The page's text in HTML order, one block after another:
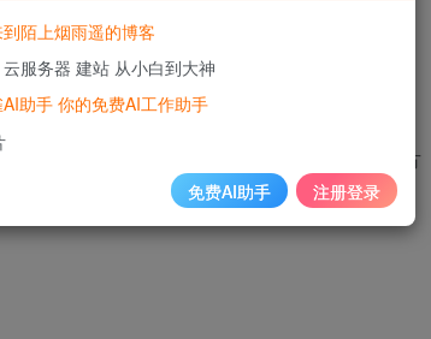
搞，所以才有了使用ngrok进行内网穿透这个方
陌上烟雨遥的博客
云服务器 建站 从小白到大神
助手 你的免费AI工作助手
免费AI助手 注册登录